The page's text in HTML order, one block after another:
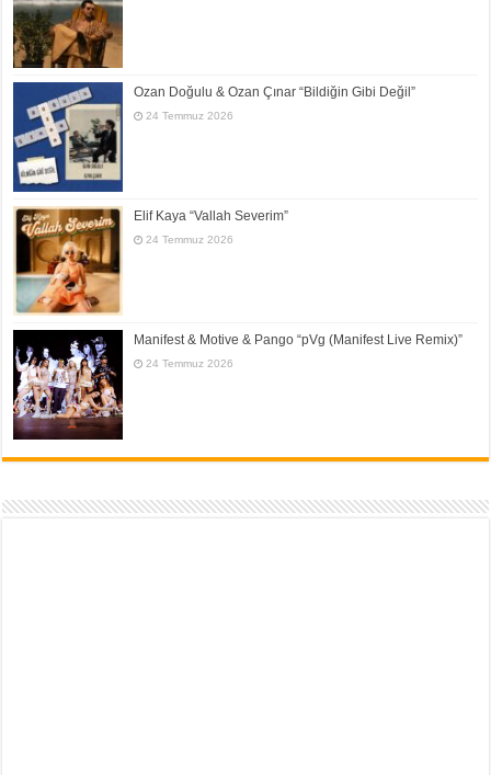
Ozan Doğulu & Ozan Çınar “Bildiğin Gibi Değil”
24 Temmuz 2026
Elif Kaya “Vallah Severim”
24 Temmuz 2026
Manifest & Motive & Pango “pVg (Manifest Live Remix)”
24 Temmuz 2026